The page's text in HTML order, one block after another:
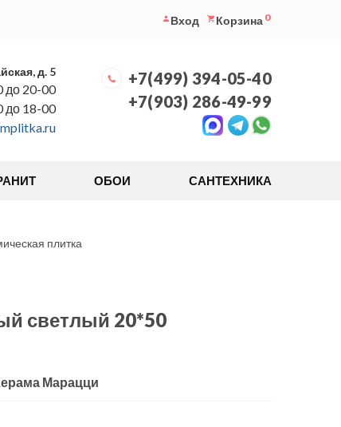
Вход Корзина 0
д. 5
до 20-00
до 18-00
+7(499) 394-05-40
+7(903) 286-49-99
ОБОИ САНТЕХНИКА
плитка
светлый 20*50
Марацци